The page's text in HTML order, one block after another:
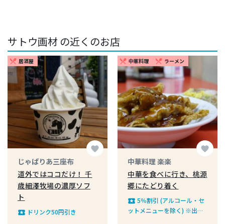
サトウ画材 の近くのお店
restaurant_menu 居酒屋
favorite
じゃぱりあ三座布
道外ではココだけ！ 千
歳細澤牧場の濃厚ソフ
ト
local_play ドリンク50円引き
restaurant_menu 中華料理 restaurant_menu ラーメン
favorite
中華料理 楽楽
中華を食べに行き、桃源
郷にたどり着く
local_play 5％割引 (アルコール・セ
ットメニューを除く) ※出前